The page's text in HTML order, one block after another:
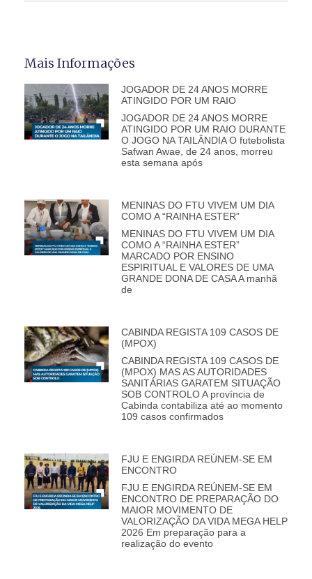
Mais Informações
JOGADOR DE 24 ANOS MORRE
ATINGIDO POR UM RAIO
JOGADOR DE 24 ANOS MORRE
ATINGIDO POR UM RAIO DURANTE
O JOGO NA TAILÂNDIA O futebolista
Safwan Awae, de 24 anos, morreu
esta semana após
MENINAS DO FTU VIVEM UM DIA
COMO A “RAINHA ESTER”
MENINAS DO FTU VIVEM UM DIA
COMO A “RAINHA ESTER”
MARCADO POR ENSINO
ESPIRITUAL E VALORES DE UMA
GRANDE DONA DE CASA A manhã
de
CABINDA REGISTA 109 CASOS DE
(MPOX)
CABINDA REGISTA 109 CASOS DE
(MPOX) MAS AS AUTORIDADES
SANITÁRIAS GARATEM SITUAÇÃO
SOB CONTROLO A província de
Cabinda contabiliza até ao momento
109 casos confirmados
FJU E ENGIRDA REÚNEM-SE EM
ENCONTRO
FJU E ENGIRDA REÚNEM-SE EM
ENCONTRO DE PREPARAÇÃO DO
MAIOR MOVIMENTO DE
VALORIZAÇÃO DA VIDA MEGA HELP
2026 Em preparação para a
realização do evento